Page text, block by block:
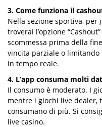
3. Come funziona il
Nella sezione sportiva,
troverai l’opzione
scommessa prima della
vincita parziale o limitando
in tempo reale.
4. L’app consuma molti
Il consumo è moderato. I
mentre i giochi live dealer,
consumano di più. Si
live casino.